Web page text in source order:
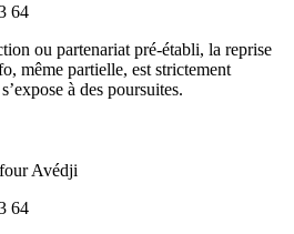
64
ou partenariat pré-établi, la reprise
même partielle, est strictement
à des poursuites.
Avédji
64